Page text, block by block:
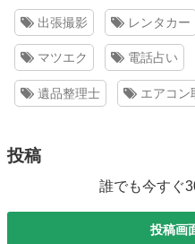
出張撮影 レンタカー
マツエク 電話占い
遺品整理士 エアコン
投稿
誰でも今すぐ
投稿画